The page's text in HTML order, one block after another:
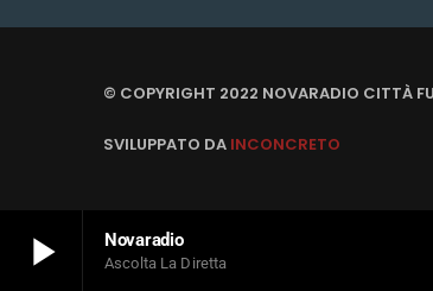
play_arrow Novaradio
Ascolta La Diretta
© COPYRIGHT 2022 NOVARADIO CITTÀ
SVILUPPATO DA INCONCRETO